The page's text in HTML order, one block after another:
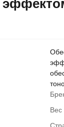
Вес